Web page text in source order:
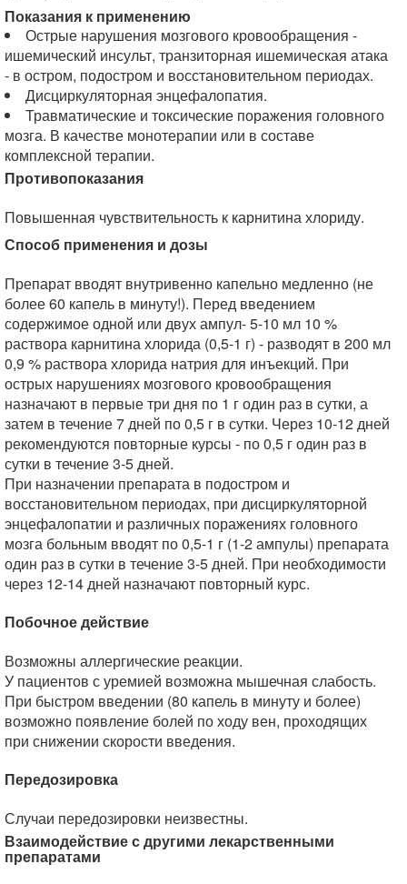
Показания к применению
Острые нарушения мозгового кровообращения -
ишемический инсульт, транзиторная ишемическая атака
- в остром, подостром и восстановительном периодах.
Дисциркуляторная энцефалопатия.
Травматические и токсические поражения головного
мозга. В качестве монотерапии или в составе
комплексной терапии.
Противопоказания
Повышенная чувствительность к карнитина хлориду.
Способ применения и дозы
Препарат вводят внутривенно капельно медленно (не
более 60 капель в минуту!). Перед введением
содержимое одной или двух ампул- 5-10 мл 10 %
раствора карнитина хлорида (0,5-1 г) - разводят в 200 мл
0,9 % раствора хлорида натрия для инъекций. При
острых нарушениях мозгового кровообращения
назначают в первые три дня по 1 г один раз в сутки, а
затем в течение 7 дней по 0,5 г в сутки. Через 10-12 дней
рекомендуются повторные курсы - по 0,5 г один раз в
сутки в течение 3-5 дней.
При назначении препарата в подостром и
восстановительном периодах, при дисциркуляторной
энцефалопатии и различных поражениях головного
мозга больным вводят по 0,5-1 г (1-2 ампулы) препарата
один раз в сутки в течение 3-5 дней. При необходимости
через 12-14 дней назначают повторный курс.
Побочное действие
Возможны аллергические реакции.
У пациентов с уремией возможна мышечная слабость.
При быстром введении (80 капель в минуту и более)
возможно появление болей по ходу вен, проходящих
при снижении скорости введения.
Передозировка
Случаи передозировки неизвестны.
Взаимодействие с другими лекарственными
препаратами